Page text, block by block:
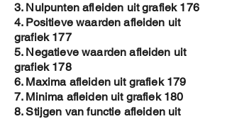
3. Nulpunten afleiden uit grafiek 176
4. Positieve waarden afleiden uit
grafiek 177
5. Negatieve waarden afleiden uit
grafiek 178
6. Maxima afleiden uit grafiek 179
7. Minima afleiden uit grafiek 180
8. Stijgen van functie afleiden uit